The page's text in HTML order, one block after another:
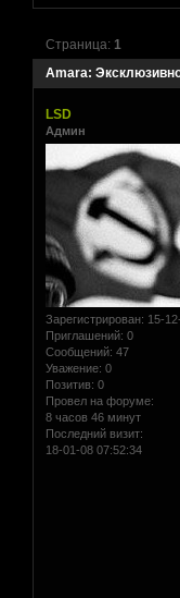
Amara:
Страница: 1
LSD
Админ
Зарегистрирован: 15-
Приглашений: 0
Сообщений: 47
Уважение: 0
Позитив: 0
Провел на форуме:
8 часов 46 минут
Последний визит:
18-01-08 07:52:34